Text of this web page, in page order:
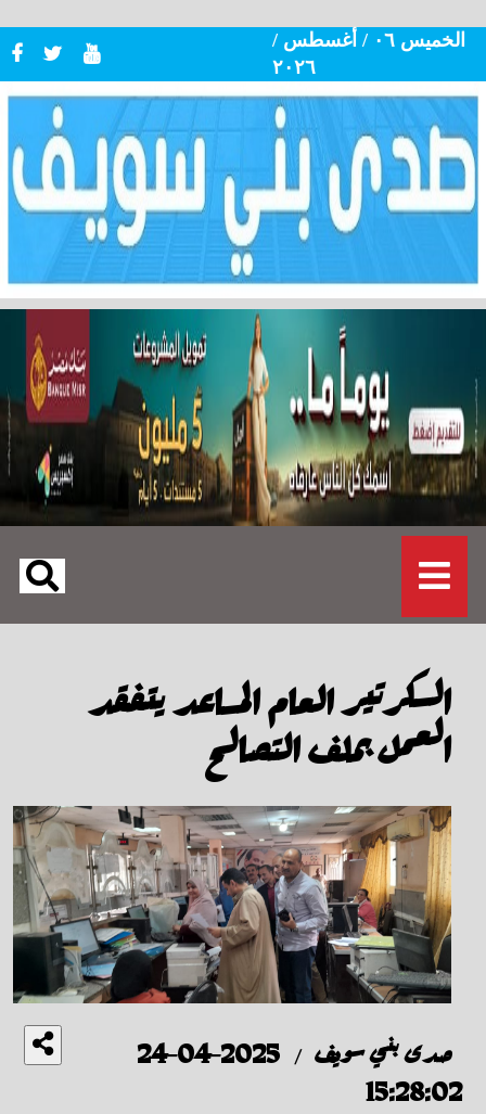
الخميس ٠٦ / أغسطس /
٢٠٢٦
السكرتير العام المساعد يتفقد
العمل بملف التصالح
صدى بني سويف /
2025-04-24
15:28:02